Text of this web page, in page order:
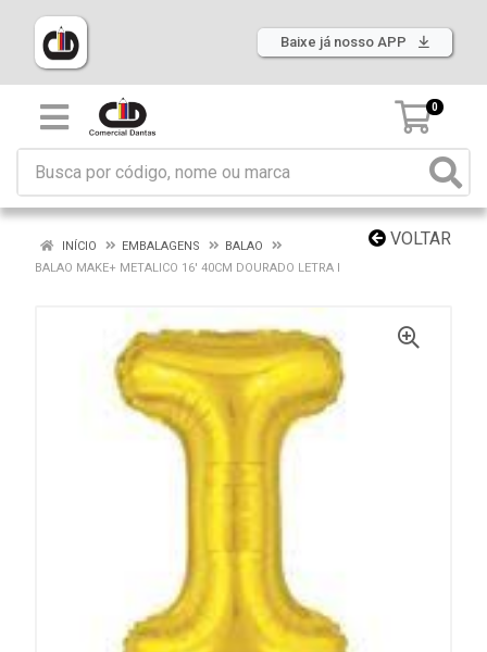
Baixe já nosso APP
0
VOLTAR
INÍCIO EMBALAGENS
BALAO
BALAO MAKE+ METALICO 16' 40CM DOURADO LETRA I